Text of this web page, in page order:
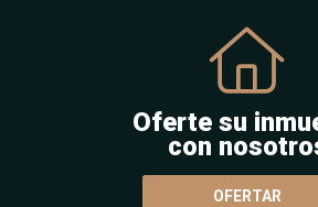
Oferte su
con
OFERTAR